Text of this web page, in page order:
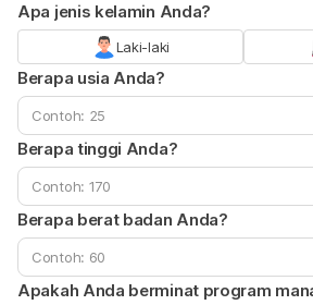
Apa jenis kelamin Anda?
Laki-laki
Berapa usia Anda?
Berapa tinggi Anda?
Berapa berat badan Anda?
Apakah Anda berminat program